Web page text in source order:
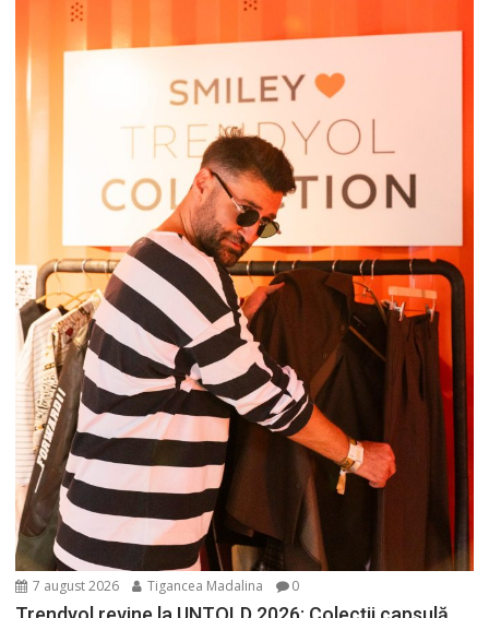
7 august 2026 Tigancea Madalina 0